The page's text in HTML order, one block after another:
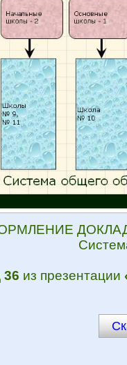
36 из презентации